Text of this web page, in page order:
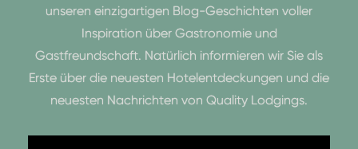
unseren einzigartigen Blog-Geschichten voller
Inspiration über Gastronomie und
Gastfreundschaft. Natürlich informieren wir Sie als
Erste über die neuesten Hotelentdeckungen und die
neuesten Nachrichten von Quality Lodgings.